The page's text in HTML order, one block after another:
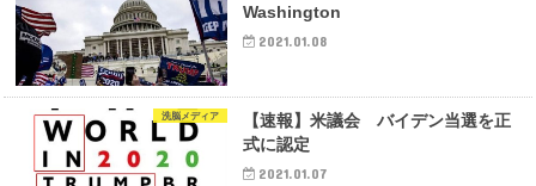
Washington
2021.01.08
洗脳メディア
【速報】米議会 バイデン当選を正
式に認定
2021.01.07